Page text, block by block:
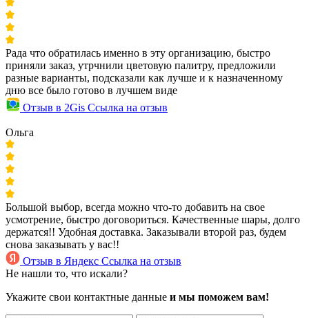
Рада что обратилась именно в эту организацию, быстро
приняли заказ, утрчнили цветовую палитру, предложили
разные варианты, подсказали как лучше и к назначенному
дню все было готово в лучшем виде
Отзыв в 2Gis Ссылка на отзыв
Ольга
Большой выбор, всегда можно что-то добавить на свое
усмотрение, быстро договориться. Качественные шары, долго
держатся!! Удобная доставка. Заказывали второй раз, будем
снова заказывать у вас!!
Отзыв в Яндекс Ссылка на отзыв
Не нашли то, что искали?
Укажите свои контактные данные и мы поможем вам!